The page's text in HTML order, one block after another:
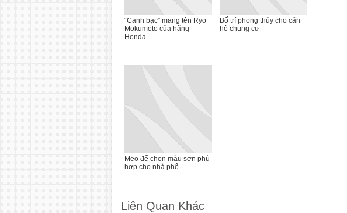
“Canh bạc” mang tên Ryo
Mokumoto của hãng
Honda
Bố trí phong thủy cho căn
hộ chung cư
Mẹo để chọn màu sơn phù
hợp cho nhà phố
Liên Quan Khác